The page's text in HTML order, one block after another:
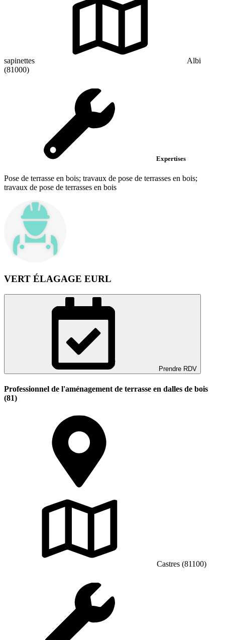
sapinettes
Albi
(81000)
Expertises
Pose de terrasse en bois; travaux de pose de terrasses en bois;
travaux de pose de terrasses en bois
VERT ÉLAGAGE EURL
Prendre RDV
Professionnel de l'aménagement de terrasse en dalles de bois
(81)
Castres (81100)